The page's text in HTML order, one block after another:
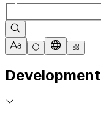
Development